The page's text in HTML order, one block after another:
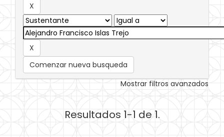
Comenzar nueva busqueda
Mostrar filtros avanzados
Resultados 1-1 de 1.